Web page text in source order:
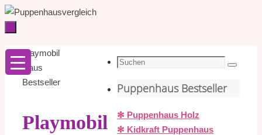
Zum
Inhalt
springen
Startseite
Playmobil
Haus
Bestseller
Playmobil
Suche
Suchen
Puppenhaus Bestseller
✻ Puppenhaus Holz
✻ Kidkraft Puppenhaus